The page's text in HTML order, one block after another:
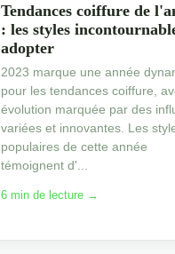
Tendances coiffure de
: les styles
adopter
2023 marque une année
pour les tendances coiffure,
évolution marquée par des
variées et innovantes. Les
populaires de cette année
témoignent d'...
6 min de lecture →